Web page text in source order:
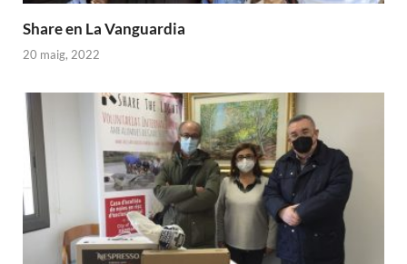
Share en La Vanguardia
20 maig, 2022